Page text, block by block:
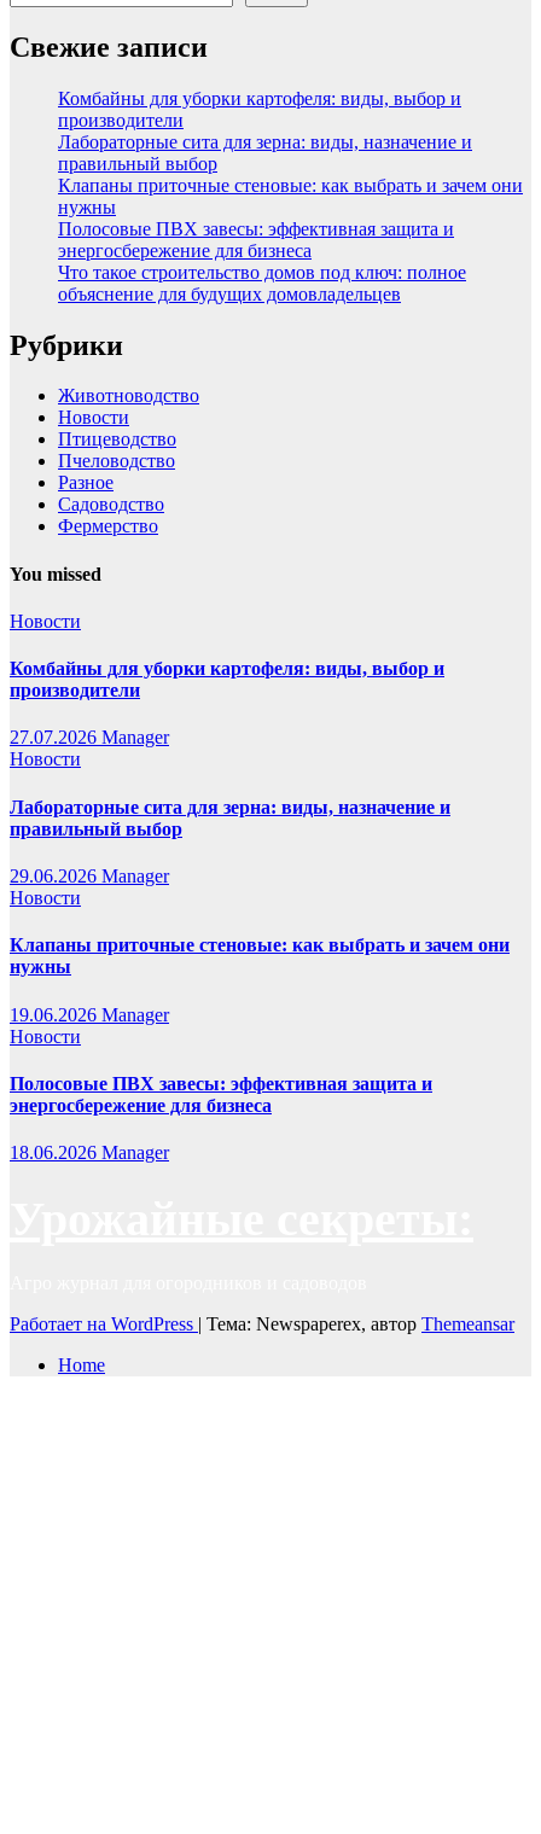
Свежие записи
Комбайны для уборки картофеля: виды, выбор и
производители
Лабораторные сита для зерна: виды, назначение и
правильный выбор
Клапаны приточные стеновые: как выбрать и зачем они
нужны
Полосовые ПВХ завесы: эффективная защита и
энергосбережение для бизнеса
Что такое строительство домов под ключ: полное
объяснение для будущих домовладельцев
Рубрики
Животноводство
Новости
Птицеводство
Пчеловодство
Разное
Садоводство
Фермерство
You missed
Новости
Комбайны для уборки картофеля: виды, выбор и
производители
27.07.2026 Manager
Новости
Лабораторные сита для зерна: виды, назначение и
правильный выбор
29.06.2026 Manager
Новости
Клапаны приточные стеновые: как выбрать и зачем они
нужны
19.06.2026 Manager
Новости
Полосовые ПВХ завесы: эффективная защита и
энергосбережение для бизнеса
18.06.2026 Manager
Работает на WordPress | Тема: Newspaperex, автор Themeansar
Home